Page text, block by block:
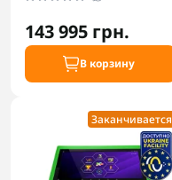
143 995 грн.
В корзину
Заканчивается